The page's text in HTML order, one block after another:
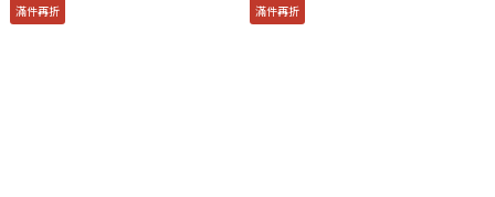
滿件再折 滿件再折